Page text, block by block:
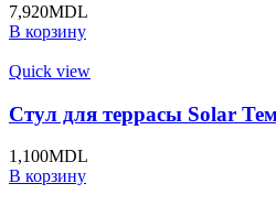
7,920MDL
В корзину
Quick view
Стул для террасы Solar
1,100MDL
В корзину